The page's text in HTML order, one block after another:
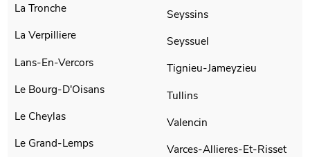
La Tronche
La Verpilliere
Lans-En-Vercors
Le Bourg-D'Oisans
Le Cheylas
Le Grand-Lemps
Seyssins
Seyssuel
Tignieu-Jameyzieu
Tullins
Valencin
Varces-Allieres-Et-Risset